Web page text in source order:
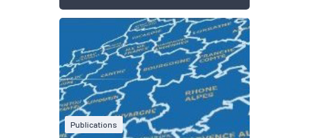
Publications